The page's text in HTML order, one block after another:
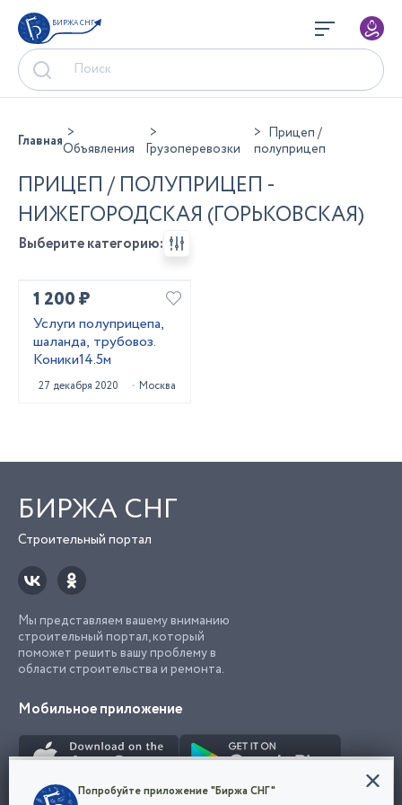
БИРЖА СНГ
ГлавнаяОбъявления Грузоперевозки
Прицеп /
полуприцеп
ПРИЦЕП / ПОЛУПРИЦЕП -
НИЖЕГОРОДСКАЯ (ГОРЬКОВСКАЯ)
Выберите категорию:
1 200 ₽
Услуги полуприцепа,
шаланда, трубовоз.
Коники14.5м
27 декабря 2020 Москва
БИРЖА СНГ
Строительный портал
Мы представляем вашему вниманию
строительный портал, который
поможет решить вашу проблему в
области строительства и ремонта.
Мобильное приложение
Конфиденциальность
Попробуйте приложение "Биржа СНГ"